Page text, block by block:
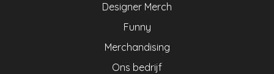
Designer Merch
Funny
Merchandising
Ons bedrijf